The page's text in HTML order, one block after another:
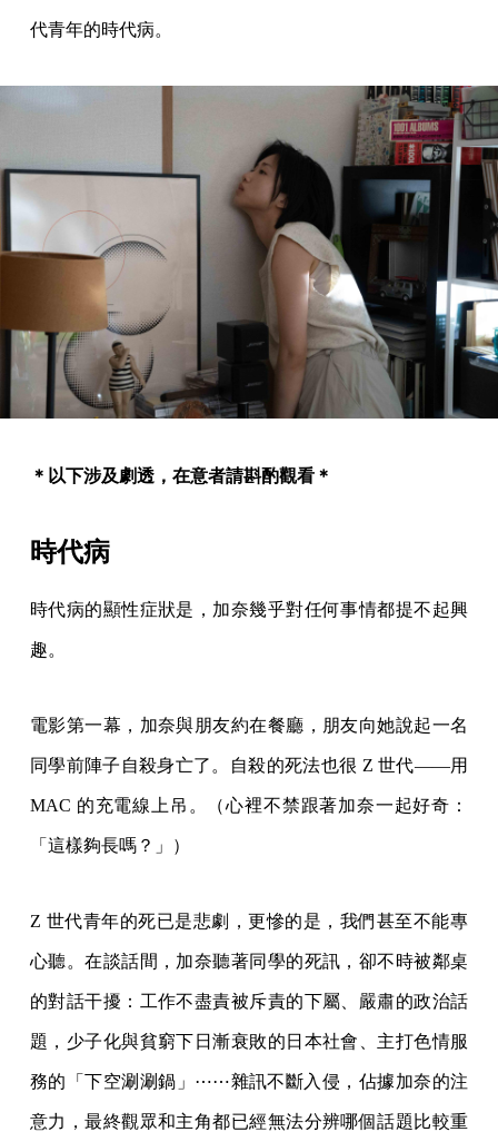
代青年的時代病。
＊以下涉及劇透，在意者請斟酌觀看＊
時代病
時代病的顯性症狀是，加奈幾乎對任何事情都提不起興
趣。
電影第一幕，加奈與朋友約在餐廳，朋友向她說起一名
同學前陣子自殺身亡了。自殺的死法也很 Z 世代——用
MAC 的充電線上吊。（心裡不禁跟著加奈一起好奇：
「這樣夠長嗎？」）
Z 世代青年的死已是悲劇，更慘的是，我們甚至不能專
心聽。在談話間，加奈聽著同學的死訊，卻不時被鄰桌
的對話干擾：工作不盡責被斥責的下屬、嚴肅的政治話
題，少子化與貧窮下日漸衰敗的日本社會、主打色情服
務的「下空涮涮鍋」⋯⋯雜訊不斷入侵，佔據加奈的注
意力，最終觀眾和主角都已經無法分辨哪個話題比較重